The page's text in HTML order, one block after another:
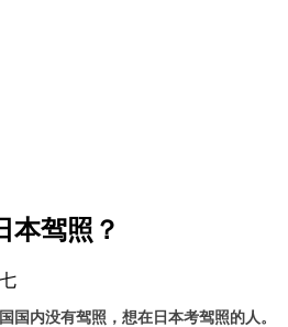
本驾照？
国内没有驾照，想在日本考驾照的人。